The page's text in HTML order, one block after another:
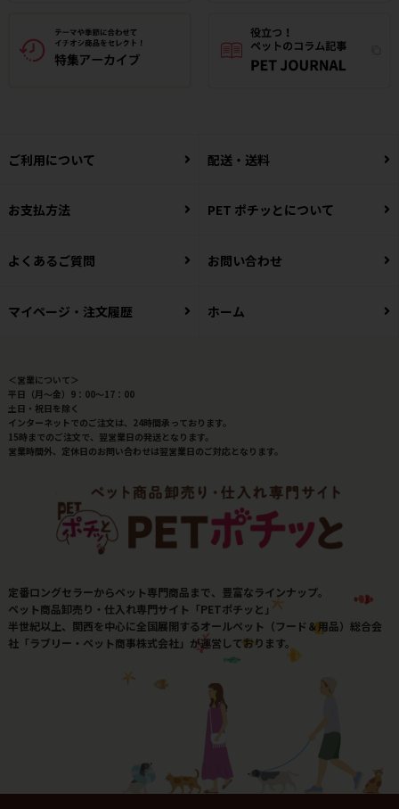
ご利用について 配送・送料
お支払方法 PET ポチッとについて
よくあるご質問 お問い合わせ
マイページ・注文履歴 ホーム
＜営業について＞
平日（月～金）9：00～17：00
土日・祝日を除く
インターネットでのご注文は、24時間承っております。
15時までのご注文で、翌営業日の発送となります。
営業時間外、定休日のお問い合わせは翌営業日のご対応となります。
定番ロングセラーからペット専門商品まで、豊富なラインナップ。
ペット商品卸売り・仕入れ専門サイト「PETポチッと」
半世紀以上、関西を中心に全国展開するオールペット（フード＆用品）総合会
社「ラブリー・ペット商事株式会社」が運営しております。